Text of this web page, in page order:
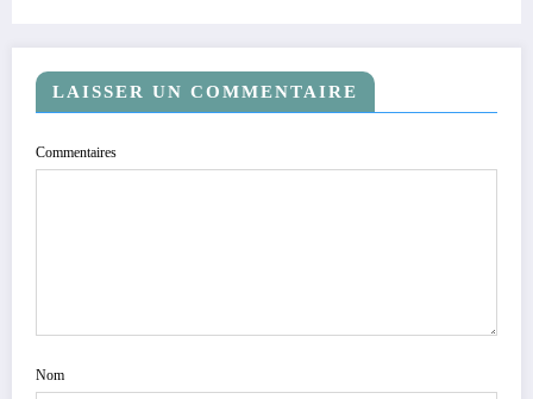
LAISSER UN COMMENTAIRE
Commentaires
Nom